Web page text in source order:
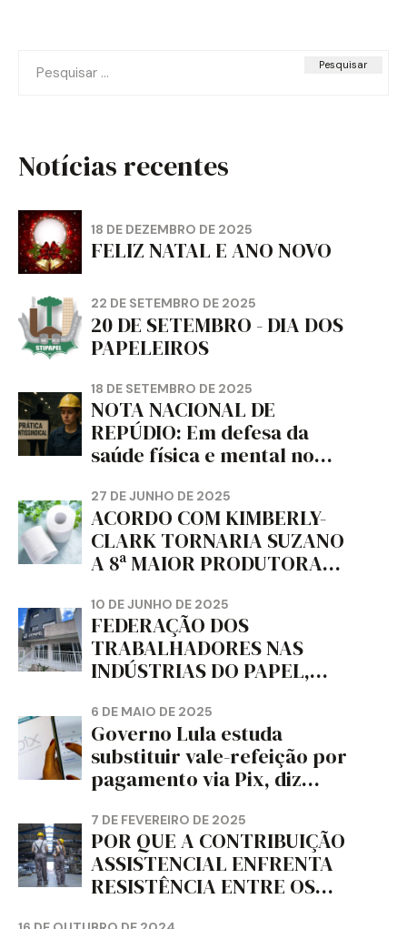
por:
Notícias recentes
18 DE DEZEMBRO DE 2025
FELIZ NATAL E ANO NOVO
22 DE SETEMBRO DE 2025
20 DE SETEMBRO - DIA DOS
PAPELEIROS
18 DE SETEMBRO DE 2025
NOTA NACIONAL DE
REPÚDIO: Em defesa da
saúde física e mental no
da dignidade sindical.
27 DE JUNHO DE 2025
ACORDO COM KIMBERLY-
CLARK TORNARIA SUZANO
A 8ª MAIOR PRODUTORA
MUNDO, DIZ FITCH
10 DE JUNHO DE 2025
FEDERAÇÃO DOS
TRABALHADORES NAS
INDÚSTRIAS DO PAPEL,
CORTIÇA E ARTEFATOS DE
PAPEL DO ESTADO DO
PARANÁ – FETRAPEL-PR
6 DE MAIO DE 2025
Governo Lula estuda
substituir vale-refeição por
pagamento via Pix, diz
7 DE FEVEREIRO DE 2025
POR QUE A CONTRIBUIÇÃO
ASSISTENCIAL ENFRENTA
RESISTÊNCIA ENTRE OS